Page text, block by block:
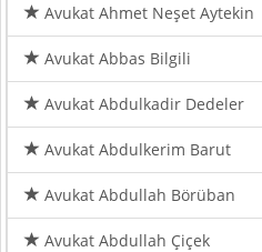
Avukat Ahmet Neşet Aytekin
Avukat Abbas Bilgili
Avukat Abdulkadir Dedeler
Avukat Abdulkerim Barut
Avukat Abdullah Börüban
Avukat Abdullah Çiçek